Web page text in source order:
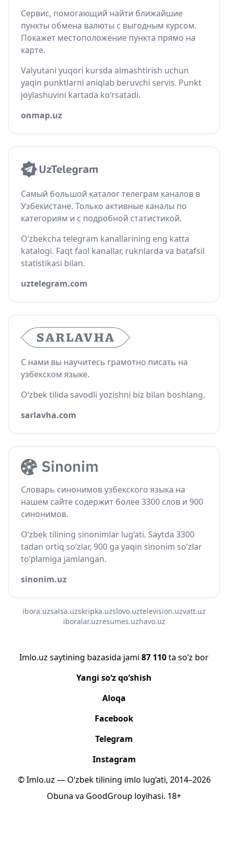
Сервис, помогающий найти ближайшие
пункты обмена валюты с выгодным курсом.
Покажет местоположение пункта прямо на
карте.
Valyutani yuqori kursda almashtirish uchun
yaqin punktlarni aniqlab beruvchi servis. Punkt
joylashuvini kartada ko‘rsatadi.
onmap.uz
Самый большой каталог телеграм каналов в
Узбекистане. Только активные каналы по
категориям и с подробной статистикой.
O‘zbekcha telegram kanallarining eng katta
katalogi. Faqt faol kanallar, ruknlarda va batafsil
statistikasi bilan.
uztelegram.com
С нами вы научитесь грамотно писать на
узбекском языке.
O‘zbek tilida savodli yozishni biz bilan boshlang.
sarlavha.com
Словарь синонимов узбекского языка на
нашем сайте содержит более 3300 слов и 900
синонимов.
O‘zbek tilining sinonimlar lug‘ati. Saytda 3300
tadan ortiq so‘zlar, 900 ga yaqin sinonim so‘zlar
to‘plamiga jamlangan.
sinonim.uz
ibora.uzsalsa.uzskripka.uzslovo.uztelevision.uzvatt.uz
iboralar.uzresumes.uzhavo.uz
Imlo.uz saytining bazasida jami 87 110ta so‘z bor
Yangi so‘z qo‘shish
Aloqa
Facebook
Telegram
Instagram
© Imlo.uz — O‘zbek tilining imlo lug‘ati, 2014–2026
Obuna va GoodGroup loyihasi. 18+